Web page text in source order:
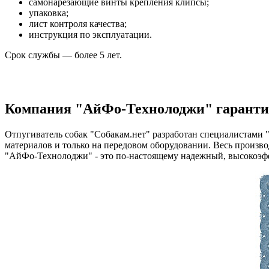
самонарезающие винты крепления клипсы;
упаковка;
лист контроля качества;
инструкция по эксплуатации.
Срок службы — более 5 лет.
Компания "АйФо-Технолоджи"
Отпугиватель собак "Собакам.нет" разработан
материалов и только на передовом оборудовании. Весь
"АйФо-Технолоджи" - это по-настоящему надежный,